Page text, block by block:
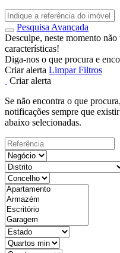
Pesquisa Avançada
Desculpe, neste momento
características!
Diga-nos o que procura e
Criar alerta Limpar Filtros
Criar alerta
Se não encontra o que
notificações sempre que
abaixo selecionadas.